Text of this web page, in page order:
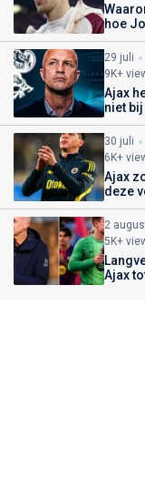
hoe
29 juli
9K+
Ajax
niet
30 juli
6K+
Ajax
deze
2
5K+
Ajax